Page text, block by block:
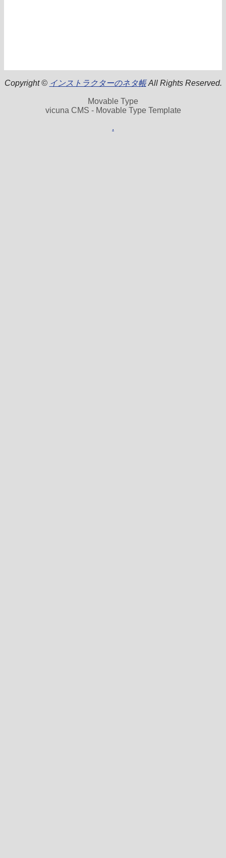
Copyright © インストラクターのネタ帳All Rights Reserved.
Movable Type
vicuna CMS - Movable Type Template
.